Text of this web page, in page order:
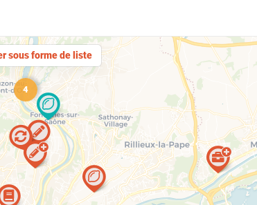
sous forme de liste
4